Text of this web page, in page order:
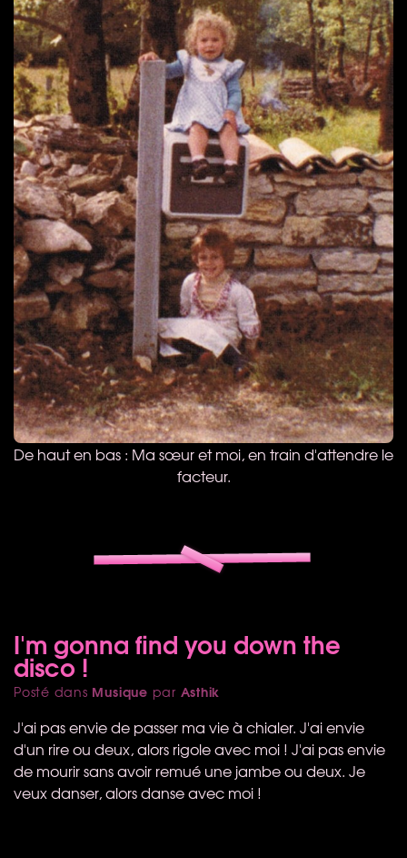
De haut en bas : Ma sœur et moi, en train d'attendre le
facteur.
I'm gonna find you down the
disco !
Posté dans Musique par Asthik
J'ai pas envie de passer ma vie à chialer. J'ai envie
d'un rire ou deux, alors rigole avec moi ! J'ai pas envie
de mourir sans avoir remué une jambe ou deux. Je
veux danser, alors danse avec moi !